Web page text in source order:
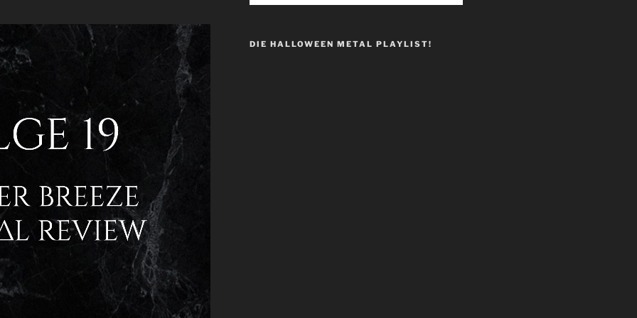
DIE HALLOWEEN METAL PLAYLIST!